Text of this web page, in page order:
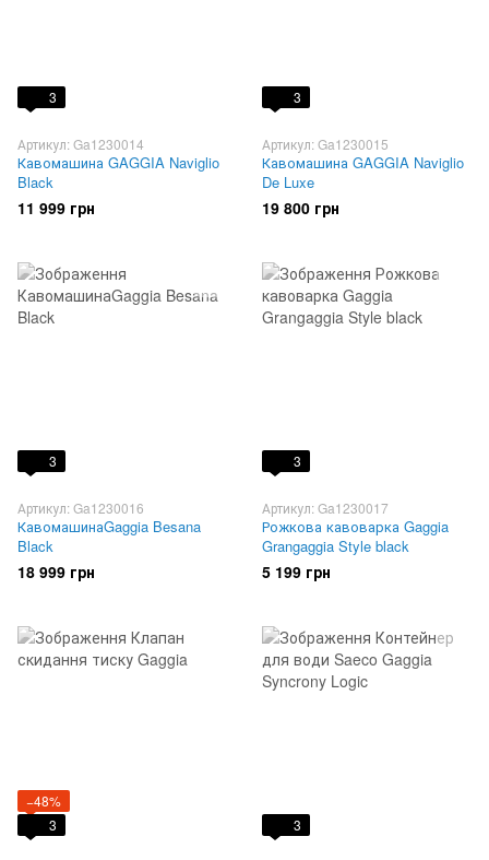
3
Артикул: Ga1230014
Кавомашина GAGGIA Naviglio
Black
11 999 грн
3
Артикул: Ga1230015
Кавомашина GAGGIA Naviglio
De Luxe
19 800 грн
3
Артикул: Ga1230016
КавомашинаGaggia Besana
Black
18 999 грн
3
Артикул: Ga1230017
Рожкова кавоварка Gaggia
Grangaggia Style black
5 199 грн
−48%
3
3